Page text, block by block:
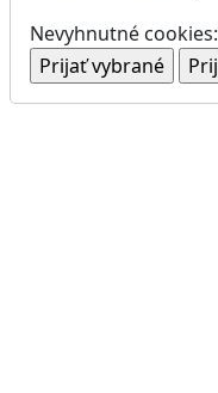
Nevyhnutné cookies: